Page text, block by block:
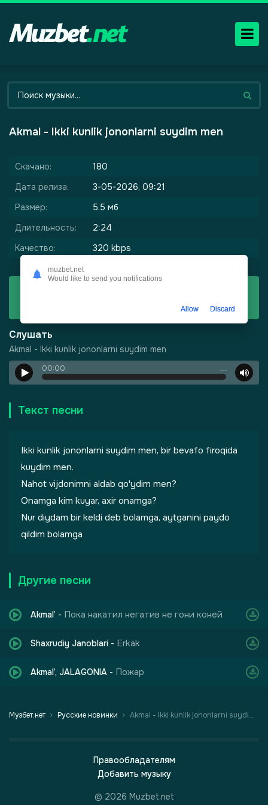
Akmal - Ikki kunlik jononlarni suydim men
Скачано:
180
Дата релиза:
3-05-2026, 09:21
Размер:
5.5 мб
Длительность:
2:24
Качество:
320 kbps
Слушать
Akmal - Ikki kunlik jononlarni suydim men
00:00 …
Текст песни
Ikki kunlik jononlarni suydim men, bir bevafo firoqida
kuydim men.
Nahot vijdonimni aldab qo'ydim men?
Onamga kim kuyar, axir onamga?
Nur diydam bir keldi deb bolamga, aytganini paydo
qildim bolamga
Другие песни
Akmal’ - Пока накатил негатив не гони коней
Shaxrudiy Janoblari - Erkak
Akmal’, JALAGONIA - Пожар
Музбет.нет Русские новинки Akmal - Ikki kunlik jononlarni suydim men
Правообладателям
Добавить музыку
© 2026 Muzbet.net
Город Грехов
muzbet.net
Would like to send you notifications
Allow Discard